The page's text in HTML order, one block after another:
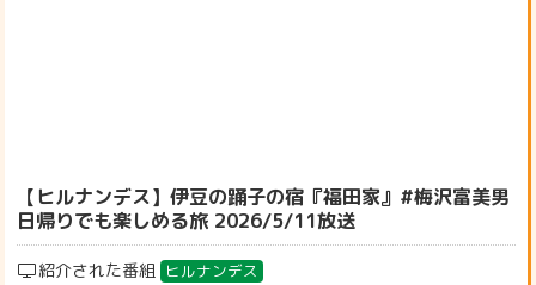
【ヒルナンデス】伊豆の踊子の宿『福田家』#梅沢富美男
日帰りでも楽しめる旅 2026/5/11放送
紹介された番組 ヒルナンデス